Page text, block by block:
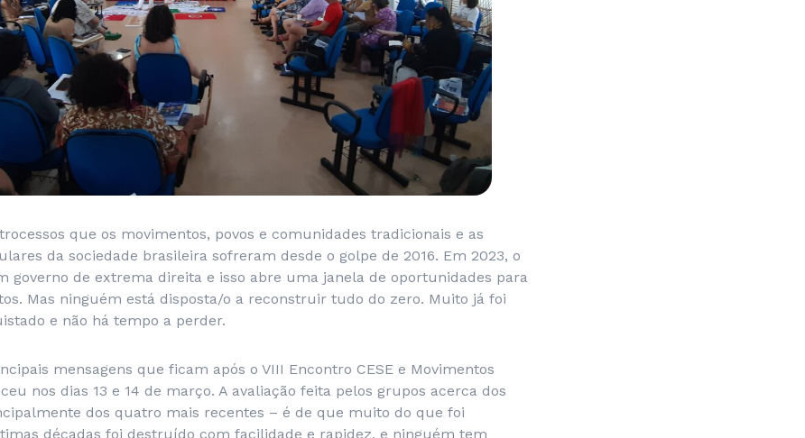
que os movimentos, povos e comunidades tradicionais e as
da sociedade brasileira sofreram desde o golpe de 2016. Em 2023, o
governo de extrema direita e isso abre uma janela de oportunidades para
Mas ninguém está disposta/o a reconstruir tudo do zero. Muito já foi
e não há tempo a perder.
mensagens que ficam após o VIII Encontro CESE e Movimentos
nos dias 13 e 14 de março. A avaliação feita pelos grupos acerca dos
dos quatro mais recentes – é de que muito do que foi
décadas foi destruído com facilidade e rapidez, e ninguém tem